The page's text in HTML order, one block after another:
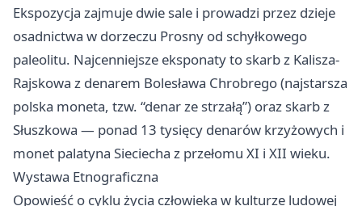
Ekspozycja zajmuje dwie sale i prowadzi przez dzieje
osadnictwa w dorzeczu Prosny od schyłkowego
paleolitu. Najcenniejsze eksponaty to skarb z Kalisza-
Rajskowa z denarem Bolesława Chrobrego (najstarsza
polska moneta, tzw. “denar ze strzałą”) oraz skarb z
Słuszkowa — ponad 13 tysięcy denarów krzyżowych i
monet palatyna Sieciecha z przełomu XI i XII wieku.
Wystawa Etnograficzna
Opowieść o cyklu życia człowieka w kulturze ludowej